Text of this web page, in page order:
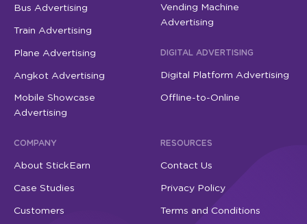
Bus Advertising
Train Advertising
Plane Advertising
Angkot Advertising
Mobile Showcase
Advertising
Vending Machine
Advertising
DIGITAL ADVERTISING
Digital Platform Advertising
Offline-to-Online
COMPANY
About StickEarn
Case Studies
Customers
RESOURCES
Contact Us
Privacy Policy
Terms and Conditions